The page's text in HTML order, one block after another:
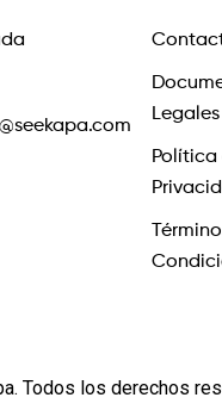
Legales
Política
Todos los derechos